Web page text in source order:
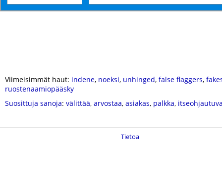
Viimeisimmät haut: indene, noeksi, unhinged, false flaggers,
ruostenaamiopääsky
Suosittuja sanoja: välittää, arvostaa, asiakas, palkka,
Tietoa